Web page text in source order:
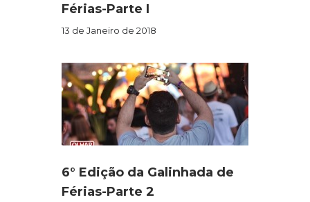
Férias-Parte I
13 de Janeiro de 2018
6° Edição da Galinhada de
Férias-Parte 2